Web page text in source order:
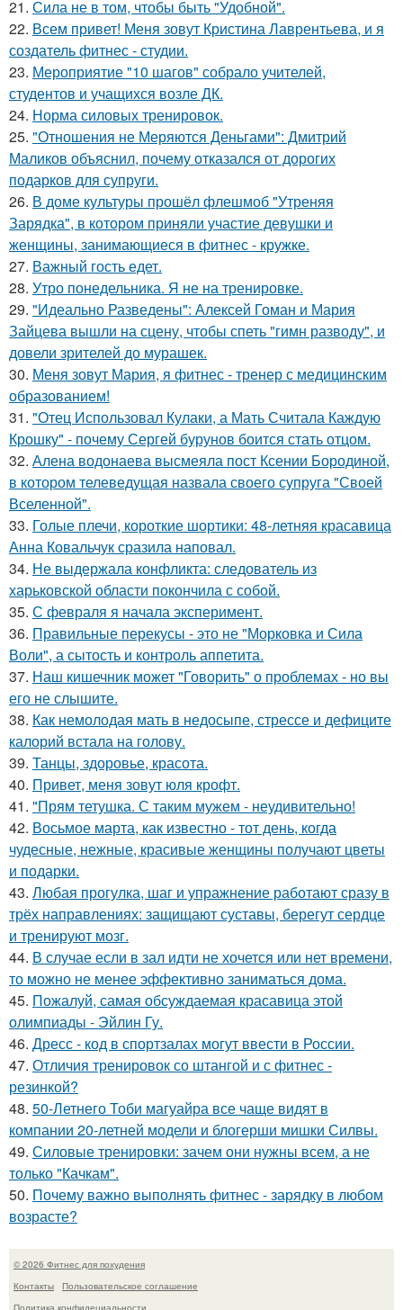
21. Сила не в том, чтобы быть "Удобной".
22. Всем привет! Меня зовут Кристина Лаврентьева, и я
создатель фитнес - студии.
23. Мероприятие "10 шагов" собрало учителей,
студентов и учащихся возле ДК.
24. Норма силовых тренировок.
25. "Отношения не Меряются Деньгами": Дмитрий
Маликов объяснил, почему отказался от дорогих
подарков для супруги.
26. В доме культуры прошёл флешмоб "Утреняя
Зарядка", в котором приняли участие девушки и
женщины, занимающиеся в фитнес - кружке.
27. Важный гость едет.
28. Утро понедельника. Я не на тренировке.
29. "Идеально Разведены": Алексей Гоман и Мария
Зайцева вышли на сцену, чтобы спеть "гимн разводу", и
довели зрителей до мурашек.
30. Меня зовут Мария, я фитнес - тренер с медицинским
образованием!
31. "Отец Использовал Кулаки, а Мать Считала Каждую
Крошку" - почему Сергей бурунов боится стать отцом.
32. Алена водонаева высмеяла пост Ксении Бородиной,
в котором телеведущая назвала своего супруга "Своей
Вселенной".
33. Голые плечи, короткие шортики: 48-летняя красавица
Анна Ковальчук сразила наповал.
34. Не выдержала конфликта: следователь из
харьковской области покончила с собой.
35. С февраля я начала эксперимент.
36. Правильные перекусы - это не "Морковка и Сила
Воли", а сытость и контроль аппетита.
37. Наш кишечник может "Говорить" о проблемах - но вы
его не слышите.
38. Как немолодая мать в недосыпе, стрессе и дефиците
калорий встала на голову.
39. Танцы, здоровье, красота.
40. Привет, меня зовут юля крофт.
41. "Прям тетушка. С таким мужем - неудивительно!
42. Восьмое марта, как известно - тот день, когда
чудесные, нежные, красивые женщины получают цветы
и подарки.
43. Любая прогулка, шаг и упражнение работают сразу в
трёх направлениях: защищают суставы, берегут сердце
и тренируют мозг.
44. В случае если в зал идти не хочется или нет времени,
то можно не менее эффективно заниматься дома.
45. Пожалуй, самая обсуждаемая красавица этой
олимпиады - Эйлин Гу.
46. Дресс - код в спортзалах могут ввести в России.
47. Отличия тренировок со штангой и с фитнес -
резинкой?
48. 50-Летнего Тоби магуайра все чаще видят в
компании 20-летней модели и блогерши мишки Силвы.
49. Силовые тренировки: зачем они нужны всем, а не
только "Качкам".
50. Почему важно выполнять фитнес - зарядку в любом
возрасте?
© 2026 Фитнес для похудения
Контакты
Пользовательское соглашение
Политика конфидециальности